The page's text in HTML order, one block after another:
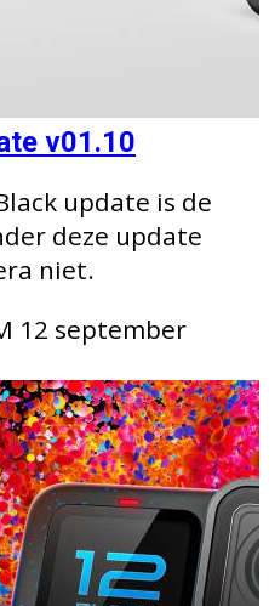
v01.10
update is de
deze update
niet.
12 september